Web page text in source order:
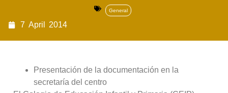
General
7 April 2014
Presentación de la documentación en la
secretaría del centro